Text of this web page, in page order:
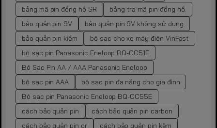
bảng mã pin đồng hồ SR
bảng tra mã pin đồng hồ.
bảo quản pin 9V
bảo quản pin 9V không sử dụng
bảo quản pin kiềm
bộ sạc cho xe máy điện VinFast
bộ sạc pin Panasonic Eneloop BQ-CC51E
Bộ Sạc Pin AA / AAA Panasonic Eneloop
bộ sạc pin AAA
bộ sạc pin đa năng cho gia đình
Bộ sạc pin Panasonic Eneloop BQ-CC55E
cách bảo quản pin
cách bảo quản pin carbon
cách bảo quản pin cr
cách bảo quản pin kẽm